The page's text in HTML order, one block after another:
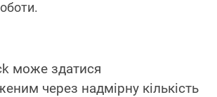
може здатися
через надмірну кількість